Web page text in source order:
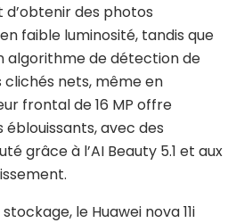
d’obtenir des photos
faible luminosité, tandis que
algorithme de détection de
nets, même en
frontal de 16 MP offre
avec des
grâce à l’AI Beauty 5.1 et aux
le Huawei nova 11i